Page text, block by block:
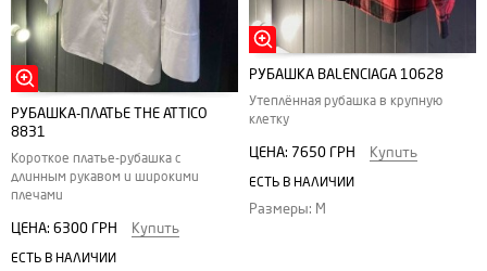
РУБАШКА-ПЛАТЬЕ THE ATTICO
8831
Короткое платье-рубашка с
длинным рукавом и широкими
плечами
ЦЕНА: 6300 ГРН Купить
ЕСТЬ В НАЛИЧИИ
РУБАШКА BALENCIAGA 10628
Утеплённая рубашка в крупную
клетку
ЦЕНА: 7650 ГРН Купить
ЕСТЬ В НАЛИЧИИ
Размеры: M